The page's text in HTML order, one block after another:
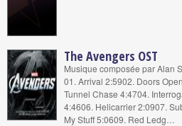
The Avengers OST
Musique composée par Alan
01. Arrival 2:5902. Doors
Tunnel Chase 4:4704.
4:4606. Helicarrier 2:0907.
My Stuff 5:0609. Red Ledg…